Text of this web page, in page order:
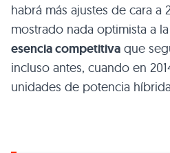
habrá más ajustes de cara a
mostrado nada optimista a
esencia competitiva que
incluso antes, cuando en
unidades de potencia